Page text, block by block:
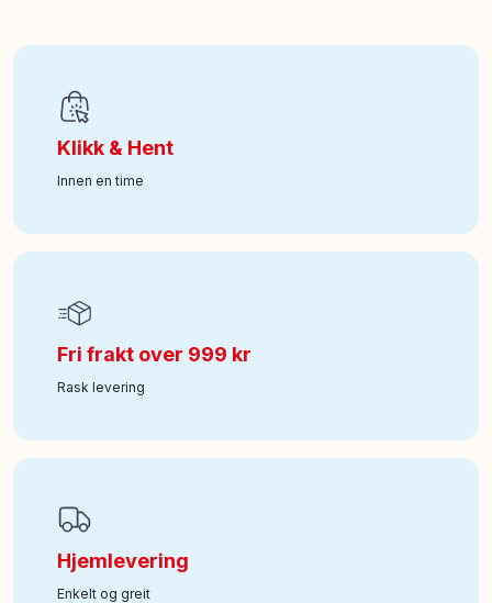
Art nr:100-181010143
Klikk & Hent
Innen en time
Fri frakt over 999 kr
Rask levering
Hjemlevering
Enkelt og greit